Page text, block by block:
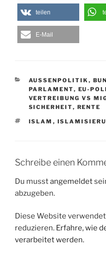
teilen
E-Mail
KATEGORIEN
AUSSENPOLITIK ,
PARLAMENT, EU-
VERTREIBUNG VS
SICHERHEIT, RENTE
SCHLAGWÖRTER
ISLAM ,
Schreibe einen
Du musstangemeldet
abzugeben.
Diese Website
reduzieren. Erfahre, wie
verarbeitet werden.